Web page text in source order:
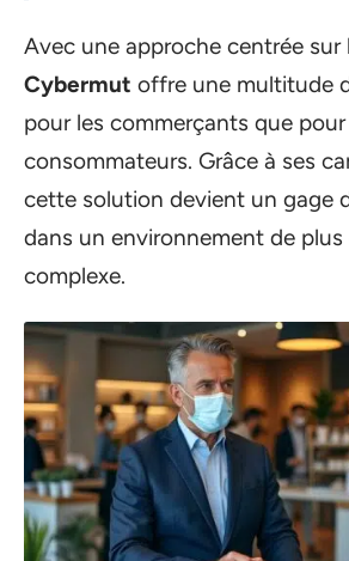
Avec une approche centrée sur
Cybermut offre une multitude
pour les commerçants que pour
consommateurs. Grâce à ses
cette solution devient un gage
dans un environnement de plus
complexe.